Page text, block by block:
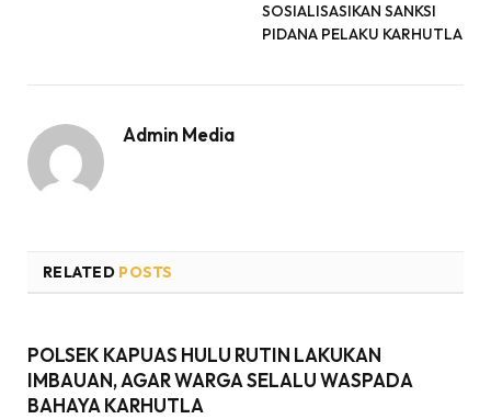
SOSIALISASIKAN SANKSI
PIDANA PELAKU KARHUTLA
Admin Media
RELATED POSTS
POLSEK KAPUAS HULU RUTIN LAKUKAN
IMBAUAN, AGAR WARGA SELALU WASPADA
BAHAYA KARHUTLA